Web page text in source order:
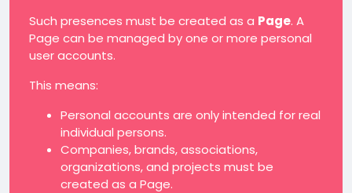
Such presences must be created as a Page. A
Page can be managed by one or more personal
user accounts.
This means:
Personal accounts are only intended for real
individual persons.
Companies, brands, associations,
organizations, and projects must be
created as a Page.